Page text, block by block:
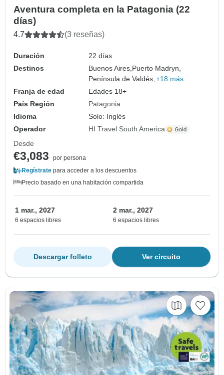
Aventura completa en la Patagonia (22
días)
4.7 (3 reseñas)
Duración
22 días
Destinos
Buenos Aires,Puerto Madryn,
Península de Valdés, +18 más
Franja de edad
Edades 18+
País Región
Patagonia
Idioma
Solo: Inglés
Operador
HI Travel South America
Desde
€3,083
por persona
Regístrate para acceder a los descuentos
Precio basado en una habitación compartida
1 mar., 2027
6 espacios libres
2 mar., 2027
6 espacios libres
Ver circuito
Descargar folleto